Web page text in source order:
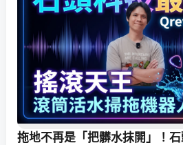
拖地不再是「把髒水抹開」！